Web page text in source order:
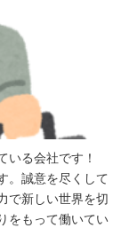
いる会社です！
。誠意を尽くして
で新しい世界を切
をもって働いてい